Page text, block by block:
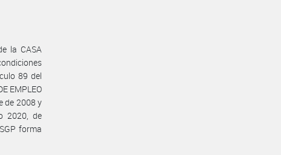
la CASA
89 del
EMPLEO
de 2008 y
2020, de
forma